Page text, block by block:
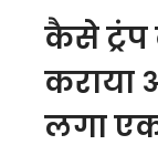
कैसे
कराया
लगा एक